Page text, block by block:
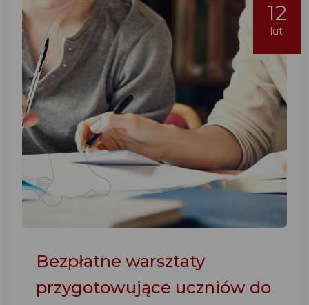
12
lut
Bezpłatne warsztaty
przygotowujące uczniów do